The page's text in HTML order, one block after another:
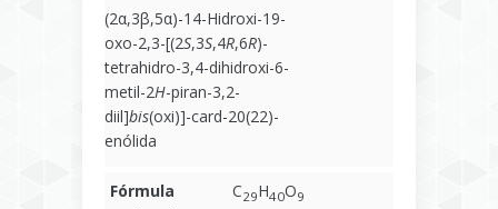
(2α,3β,5α)-14-Hidroxi-19-
oxo-2,3-[(2S,3S,4R,6R)-
tetrahidro-3,4-dihidroxi-6-
metil-2H-piran-3,2-
diil]bis(oxi)]-card-20(22)-
enólida
Fórmula
C29H40O9